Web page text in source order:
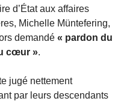
d’État aux affaires
Michelle Müntefering,
demandé« pardon du
cœur ».
jugé nettement
par leurs descendants